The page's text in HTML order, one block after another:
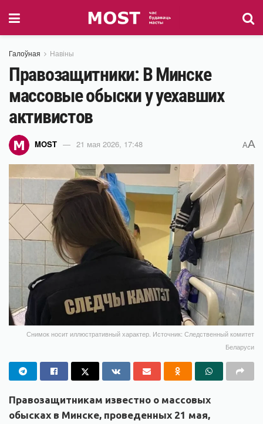
Галоўная Навіны
Правозащитники: В Минске
массовые обыски у уехавших
активистов
MOST 21 мая 2026, 17:48 AA
Снимок носит иллюстративный характер. Источник: Следственный комитет
Беларуси
Правозащитникам известно о массовых
обысках в Минске, проведенных 21 мая,